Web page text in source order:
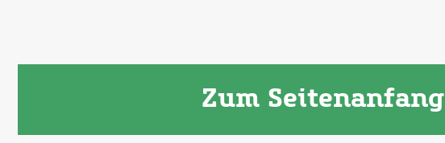
Zum Seitenanfang